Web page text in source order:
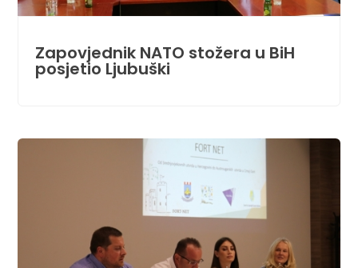
Zapovjednik NATO stožera u BiH
posjetio Ljubuški